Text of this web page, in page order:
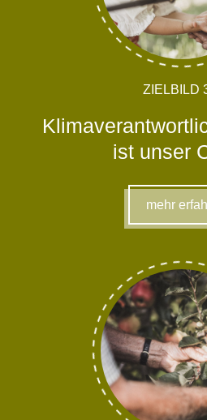
ZIELBILD
ist unser
mehr